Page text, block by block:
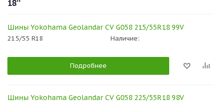
18''
Шины Yokohama Geolandar CV G058 215/55R18 99V
215/55 R18 Наличие:
Подробнее
Шины Yokohama Geolandar CV G058 225/55R18 98V